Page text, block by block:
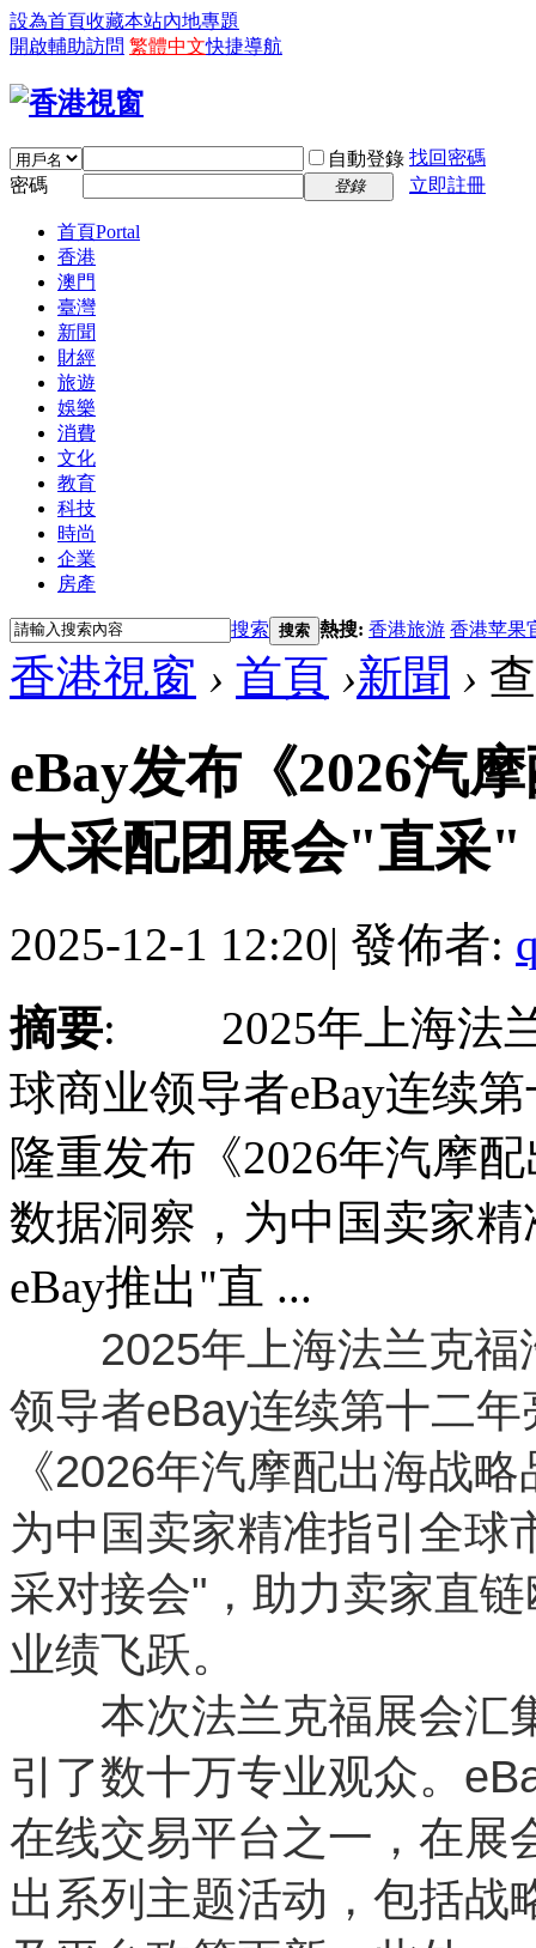
設為首頁收藏本站內地專題
開啟輔助訪問 繁體中文快捷導航
自動登錄 找回密碼
密碼
登錄 立即註冊
首頁Portal
香港
澳門
臺灣
新聞
財經
旅遊
娛樂
消費
文化
教育
科技
時尚
企業
房產
搜索 搜索 熱搜: 香港旅游 香港苹果
香港視窗 › 首頁 ›新聞 ›
eBay发布《2026汽
大采配团展会"直采"
2025-12-1 12:20| 發佈者:
摘要: 2025年上海法兰
球商业领导者eBay连续
隆重发布《2026年汽摩
数据洞察，为中国卖家
eBay推出"直 ...
2025年上海法兰克福
领导者eBay连续第十二
《2026年汽摩配出海战
为中国卖家精准指引全球
采对接会"，助力卖家直
业绩飞跃。
本次法兰克福展会汇
引了数十万专业观众。
在线交易平台之一，在展
出系列主题活动，包括战